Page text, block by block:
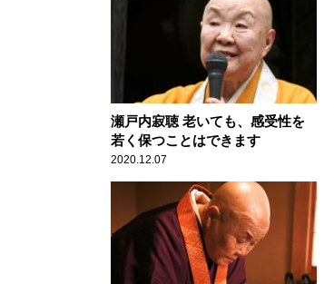
瀬戸内寂聴 老いても、感受性を
若く保つことはできます
2020.12.07